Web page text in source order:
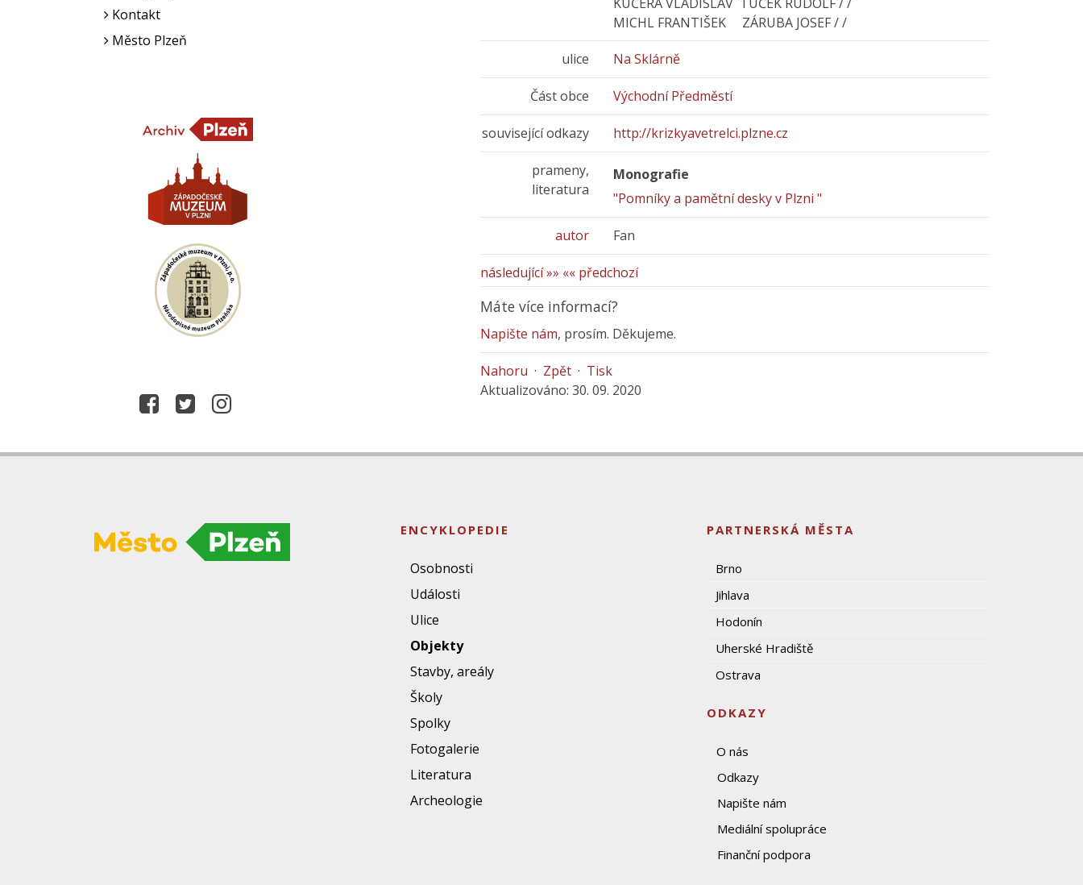
Kontakt
Město Plzeň
MICHL FRANTIŠEK ZÁRUBA JOSEF / /
ulice Na Sklárně
Část obce Východní Předměstí
související odkazy http://krizkyavetrelci.plzne.cz
prameny,
literatura
Monografie
"Pomníky a pamětní desky v Plzni "
autor Fan
následující »» «« předchozí
Máte více informací?
Napište nám, prosím. Děkujeme.
Nahoru · Zpět · Tisk
Aktualizováno: 30. 09. 2020
ENCYKLOPEDIE
Osobnosti
Události
Ulice
Objekty
Stavby, areály
Školy
Spolky
Fotogalerie
Literatura
Archeologie
PARTNERSKÁ MĚSTA
Brno
Jihlava
Hodonín
Uherské Hradiště
Ostrava
ODKAZY
O nás
Odkazy
Napište nám
Mediální spolupráce
Finanční podpora